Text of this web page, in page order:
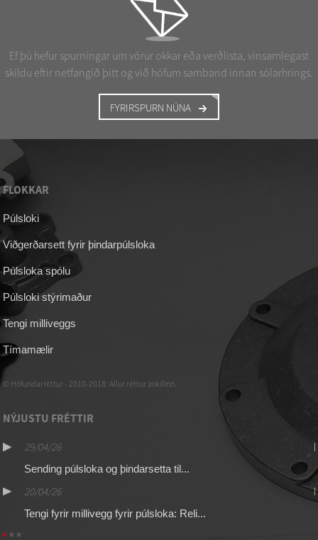
Ef þú hefur spurningar um vörur okkar eða verðlista, vinsamlegast
skildu eftir netfangið þitt og við höfum samband innan sólarhrings.
FYRIRSPURN NÚNA
FLOKKAR
Púlsloki
Viðgerðarsett fyrir þindarpúlsloka
Púlsloka spólu
Púlsloki stýrimaður
Tengi milliveggs
Tímamælir
© Höfundarréttur - 2010-2018: Allur réttur áskilinn.
NÝJUSTU FRÉTTIR
29/04/26
Sending púlsloka og þindarsetta til...
20/04/26
Tengi fyrir millivegg fyrir púlsloka: Reli...